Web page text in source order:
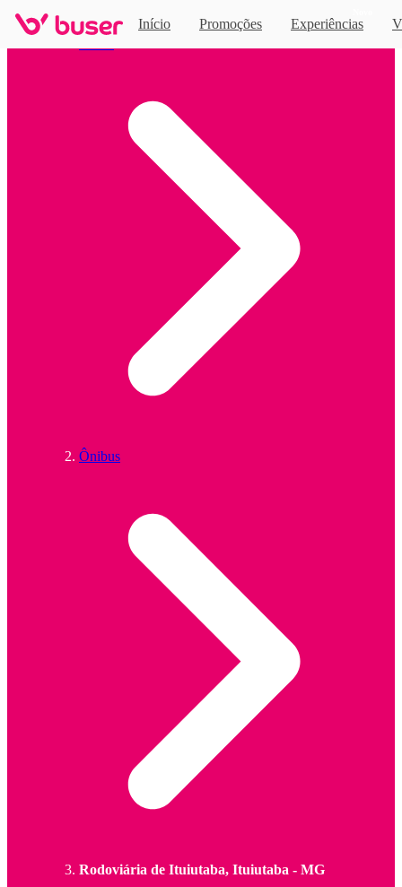
Início Promoções Experiências
Ônibus
Rodoviária de Ituiutaba, Ituiutaba - MG